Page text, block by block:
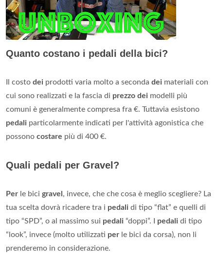
Quanto costano i pedali della bici?
Il costo dei prodotti varia molto a seconda dei materiali con
cui sono realizzati e la fascia di prezzo dei modelli più
comuni è generalmente compresa fra €. Tuttavia esistono
pedali particolarmente indicati per l'attività agonistica che
possono costare più di 400 €.
Quali pedali per Gravel?
Per le bici gravel , invece, che che cosa è meglio scegliere? La
tua scelta dovrà ricadere tra i pedali di tipo “flat” e quelli di
tipo “SPD”, o al massimo sui pedali “doppi”. I pedali di tipo
“look”, invece (molto utilizzati per le bici da corsa), non li
prenderemo in considerazione.